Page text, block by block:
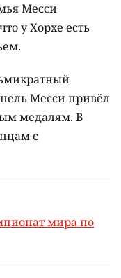
Месси
у Хорхе есть
Месси привёл
медалям. В
с
мира по